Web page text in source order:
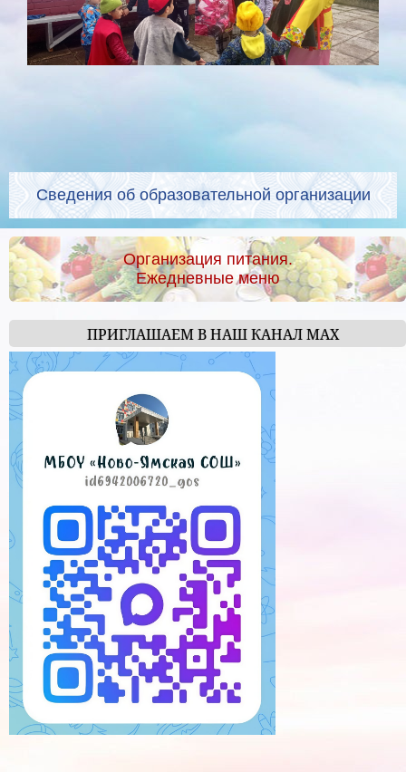
Сведения об образовательной организации
Организация питания.
Ежедневные меню
ПРИГЛАШАЕМ В НАШ КАНАЛ МАХ